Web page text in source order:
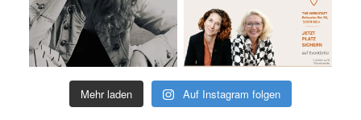
Mehr laden Auf Instagram folgen